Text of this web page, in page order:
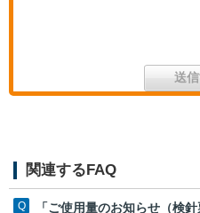
関連するFAQ
「ご使用量のお知らせ（検